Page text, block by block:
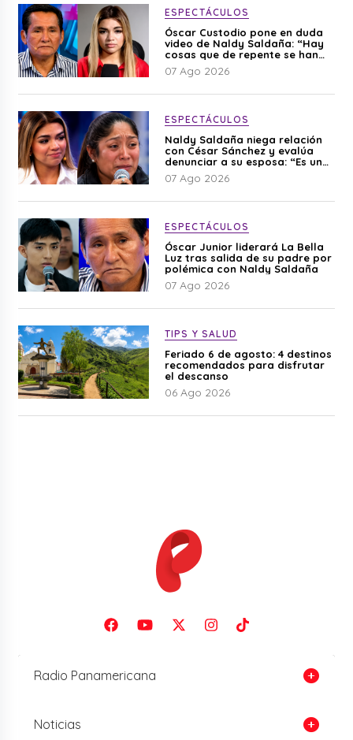
ESPECTÁCULOS
Óscar Custodio pone en duda
video de Naldy Saldaña: “Hay
cosas que de repente se han
editado”
07 Ago 2026
ESPECTÁCULOS
Naldy Saldaña niega relación
con César Sánchez y evalúa
denunciar a su esposa: “Es una
difamación”
07 Ago 2026
ESPECTÁCULOS
Óscar Junior liderará La Bella
Luz tras salida de su padre por
polémica con Naldy Saldaña
07 Ago 2026
TIPS Y SALUD
Feriado 6 de agosto: 4 destinos
recomendados para disfrutar
el descanso
06 Ago 2026
Radio Panamericana
Noticias